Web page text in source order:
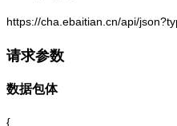
https://cha.ebaitian.cn/api/
请求参数
数据包体
{